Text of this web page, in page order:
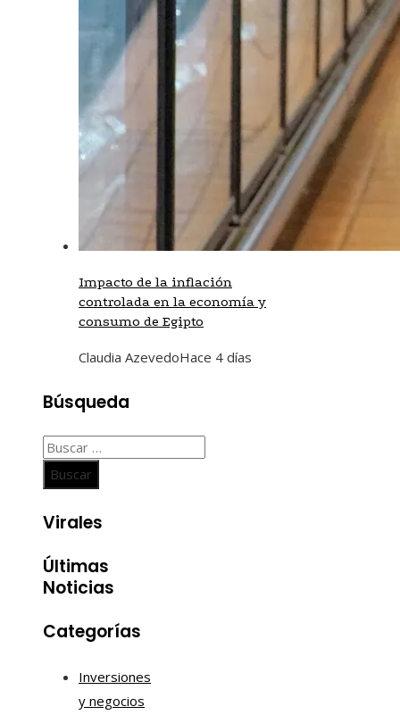
Impacto de la inflación
controlada en la economía y
consumo de Egipto
Claudia AzevedoHace 4 días
Búsqueda
Buscar:
Virales
Últimas
Noticias
Categorías
Inversiones
y negocios